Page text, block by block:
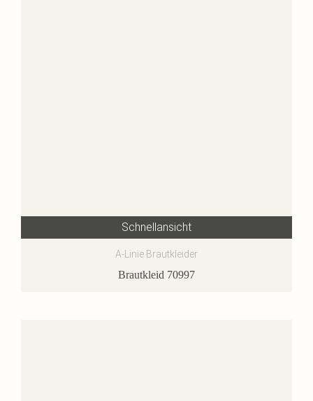
Schnellansicht
A-Linie Brautkleider
Brautkleid 70997